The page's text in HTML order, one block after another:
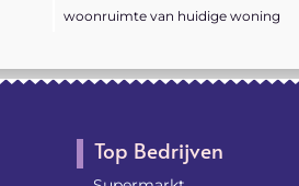
woonruimte van huidige woning
Top Bedrijven